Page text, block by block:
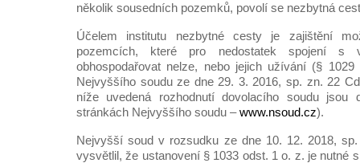
několik sousedních pozemků, povolí se nezbytná
Účelem institutu nezbytné cesty je zajištění
pozemcích, které pro nedostatek spojení s
obhospodařovat nelze, nebo jejich užívání (§
Nejvyššího soudu ze dne 29. 3. 2016, sp. zn. 22
níže uvedená rozhodnutí dovolacího soudu jsou
stránkách Nejvyššího soudu –www.nsoud.cz).
Nejvyšší soud v rozsudku ze dne 10. 12. 2018,
vysvětlil, že ustanovení § 1033 odst. 1 o. z. je nutné